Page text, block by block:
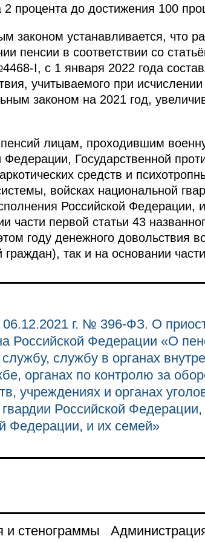
2 процента до достижения 100
законом устанавливается, что
пенсии в соответствии со
I, с 1 января 2022 года
учитываемого при
законом на 2021 год,
лицам, проходившим
Федерации, Государственной
средств и
войсках национальной
Российской Федерации,
части первой статьи 43
году денежного довольствия
граждан), так и на основании
г. № 396-ФЗ. О
Российской Федерации «О
службу в органах
органах по контролю за
учреждениях и органах
Российской Федерации,
Федерации, и их семей»
и стенограммы